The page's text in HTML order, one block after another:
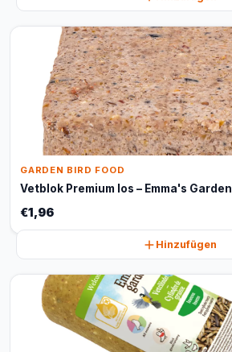
GARDEN BIRD FOOD
Vetblok Premium los – Emma's Garden
€1,96
Hinzufügen